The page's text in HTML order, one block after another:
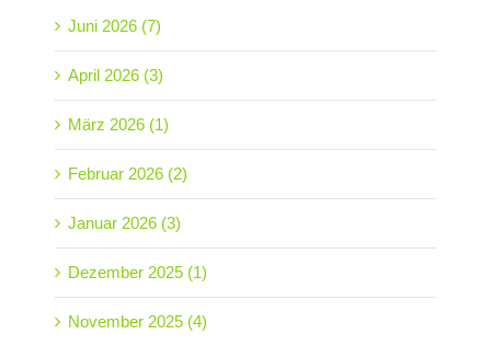
Juni 2026 (7)
April 2026 (3)
März 2026 (1)
Februar 2026 (2)
Januar 2026 (3)
Dezember 2025 (1)
November 2025 (4)